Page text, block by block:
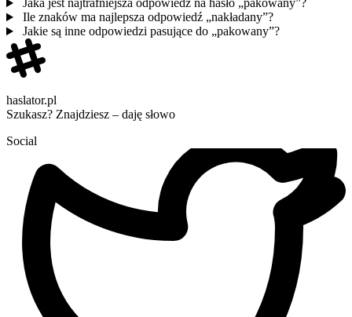
Jaka jest najtrafniejsza odpowiedź na hasło „pakowany”?
Ile znaków ma najlepsza odpowiedź „nakładany”?
Jakie są inne odpowiedzi pasujące do „pakowany”?
haslator.pl
Szukasz? Znajdziesz – daję słowo
Social